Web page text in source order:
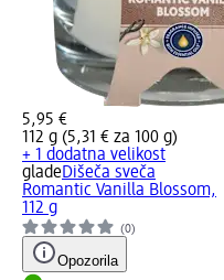
5,95 €
112 g (5,31 € za 100 g)
+ 1 dodatna velikost
gladeDišeča sveča
Romantic Vanilla Blossom,
112 g
(0)
Opozorila